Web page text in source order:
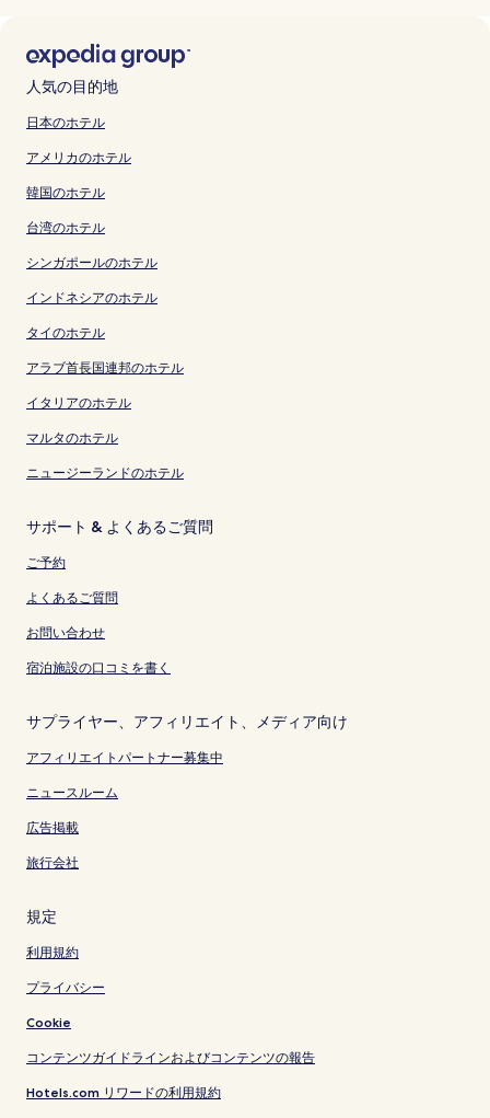
人気の目的地
日本のホテル
アメリカのホテル
韓国のホテル
台湾のホテル
シンガポールのホテル
インドネシアのホテル
タイのホテル
アラブ首長国連邦のホテル
イタリアのホテル
マルタのホテル
ニュージーランドのホテル
サポート & よくあるご質問
ご予約
よくあるご質問
お問い合わせ
宿泊施設の口コミを書く
サプライヤー、アフィリエイト、メディア向け
アフィリエイトパートナー募集中
ニュースルーム
広告掲載
旅行会社
規定
利用規約
プライバシー
Cookie
コンテンツガイドラインおよびコンテンツの報告
Hotels.com リワードの利用規約